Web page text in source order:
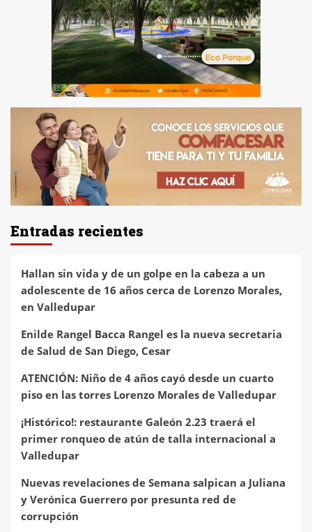
Entradas recientes
Hallan sin vida y de un golpe en la cabeza a un
adolescente de 16 años cerca de Lorenzo Morales,
en Valledupar
Enilde Rangel Bacca Rangel es la nueva secretaria
de Salud de San Diego, Cesar
ATENCIÓN: Niño de 4 años cayó desde un cuarto
piso en las torres Lorenzo Morales de Valledupar
¡Histórico!: restaurante Galeón 2.23 traerá el
primer ronqueo de atún de talla internacional a
Valledupar
Nuevas revelaciones de Semana salpican a Juliana
y Verónica Guerrero por presunta red de
corrupción